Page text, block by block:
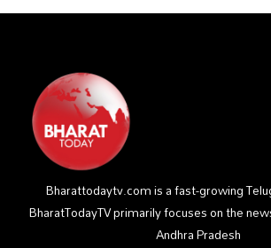
Bharattodaytv.com is a fast-growing
BharatTodayTV primarily focuses on the
Andhra Pradesh